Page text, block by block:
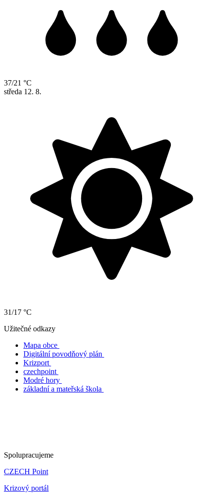
37/21 °C
středa 12. 8.
31/17 °C
Užitečné odkazy
Mapa obce
Digitální povodňový plán
Krizport
czechpoint
Modré hory
základní a mateřská škola
Spolupracujeme
CZECH Point
Krizový portál